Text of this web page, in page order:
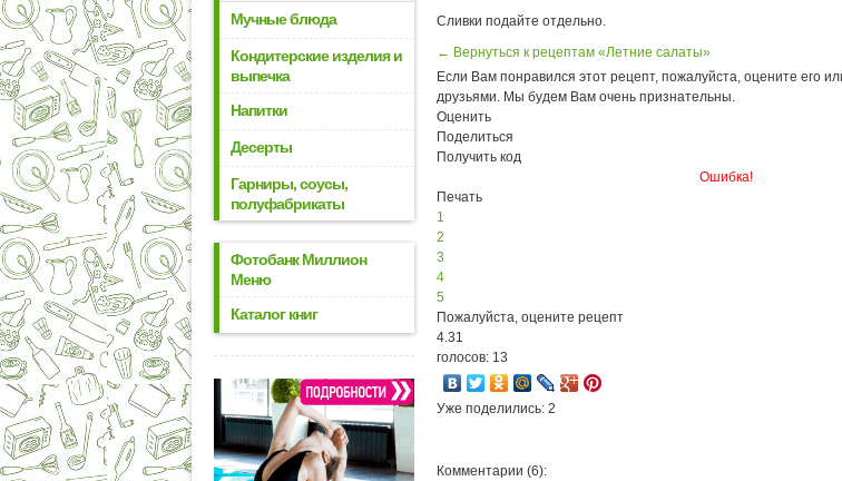
Мучные блюда
Кондитерские изделия и
выпечка
Напитки
Десерты
Гарниры, соусы,
полуфабрикаты
Фотобанк Миллион
Меню
Каталог книг
Сливки подайте отдельно.
← Вернуться к рецептам «Летние салаты»
Если Вам понравился этот рецепт, пожалуйста, оцените его
друзьями. Мы будем Вам очень признательны.
Оценить
Поделиться
Получить код
Ошибка!
Печать
1
2
3
4
5
Пожалуйста, оцените рецепт
4.31
голосов: 13
Уже поделились: 2
Комментарии (6):